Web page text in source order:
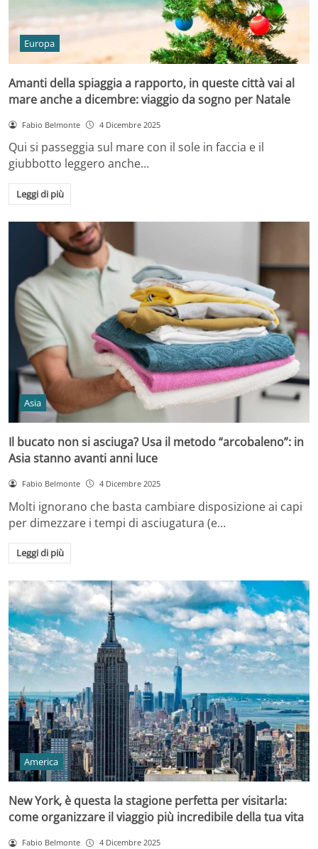
Europa
Amanti della spiaggia a rapporto, in queste città vai al
mare anche a dicembre: viaggio da sogno per Natale
Fabio Belmonte 4 Dicembre 2025
Qui si passeggia sul mare con il sole in faccia e il
giubbotto leggero anche…
Leggi di più
Asia
Il bucato non si asciuga? Usa il metodo “arcobaleno”: in
Asia stanno avanti anni luce
Fabio Belmonte 4 Dicembre 2025
Molti ignorano che basta cambiare disposizione ai capi
per dimezzare i tempi di asciugatura (e…
Leggi di più
America
New York, è questa la stagione perfetta per visitarla:
come organizzare il viaggio più incredibile della tua vita
Fabio Belmonte 4 Dicembre 2025